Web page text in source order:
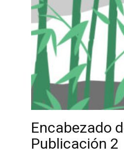
Encabezado
Publicación 2